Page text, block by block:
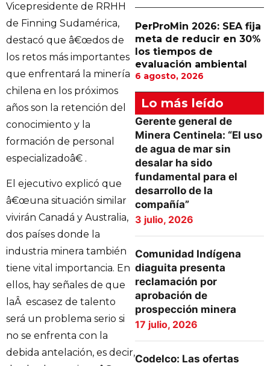
Vicepresidente de RRHH
de Finning Sudamérica,
destacó que â€œdos de
los retos más importantes
que enfrentará la minería
chilena en los próximos
años son la retención del
conocimiento y la
formación de personal
especializadoâ€ .
El ejecutivo explicó que
â€œuna situación similar
vivirán Canadá y Australia,
dos países donde la
industria minera también
tiene vital importancia. En
ellos, hay señales de que
laÂ escasez de talento
será un problema serio si
no se enfrenta con la
debida antelación, es decir,
PerProMin 2026: SEA fija
meta de reducir en 30%
los tiempos de
evaluación ambiental
6 agosto, 2026
Lo más leído
Gerente general de
Minera Centinela: “El uso
de agua de mar sin
desalar ha sido
fundamental para el
desarrollo de la
compañía”
3 julio, 2026
Comunidad Indígena
diaguita presenta
reclamación por
aprobación de
prospección minera
17 julio, 2026
Codelco: Las ofertas